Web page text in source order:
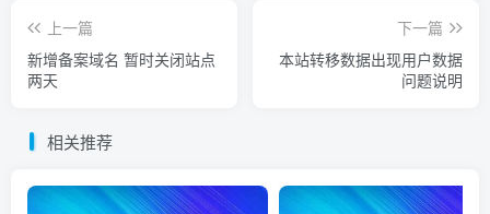
上一篇
新增备案域名 暂时关闭站点
两天
下一篇
本站转移数据出现用户数据
问题说明
相关推荐